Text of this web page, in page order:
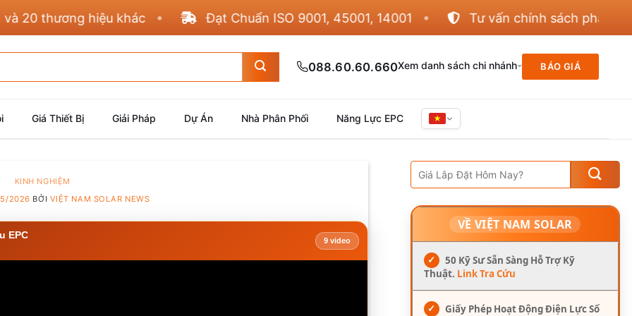
thương hiệu khác Đạt Chuẩn ISO 9001, 45001, 14001 Tư vấn chính sách phân phối
088.60.60.660Xem danh sách chi nhánh BÁO GIÁ
Giá Thiết Bị Giải Pháp Dự Án Nhà Phân Phối Năng Lực EPC
KINH NGHIỆM
2026 BỞI VIỆT NAM SOLAR NEWS
EPC 9 video
VỀ VIỆT NAM SOLAR
✓
50 Kỹ Sư Sẵn Sàng Hỗ Trợ Kỹ
Thuật. Link Tra Cứu
✓
Giấy Phép Hoạt Động Điện Lực Số